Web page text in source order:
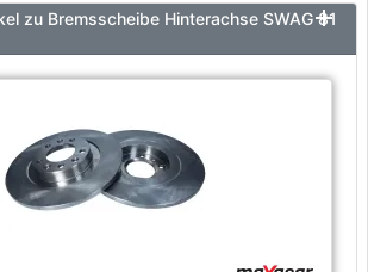
zu Bremsscheibe Hinterachse SWAG 81